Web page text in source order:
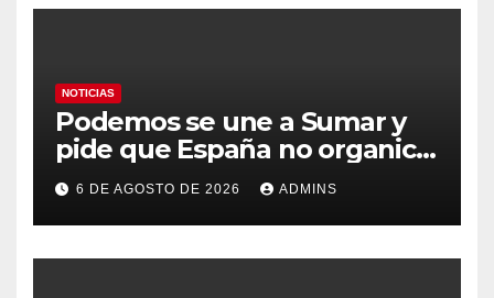
NOTICIAS
Podemos se une a Sumar y
pide que España no organice
el Mundial 2030 con
Marruecos por «atentar
contra la soberanía nacional»
6 DE AGOSTO DE 2026 ADMINS